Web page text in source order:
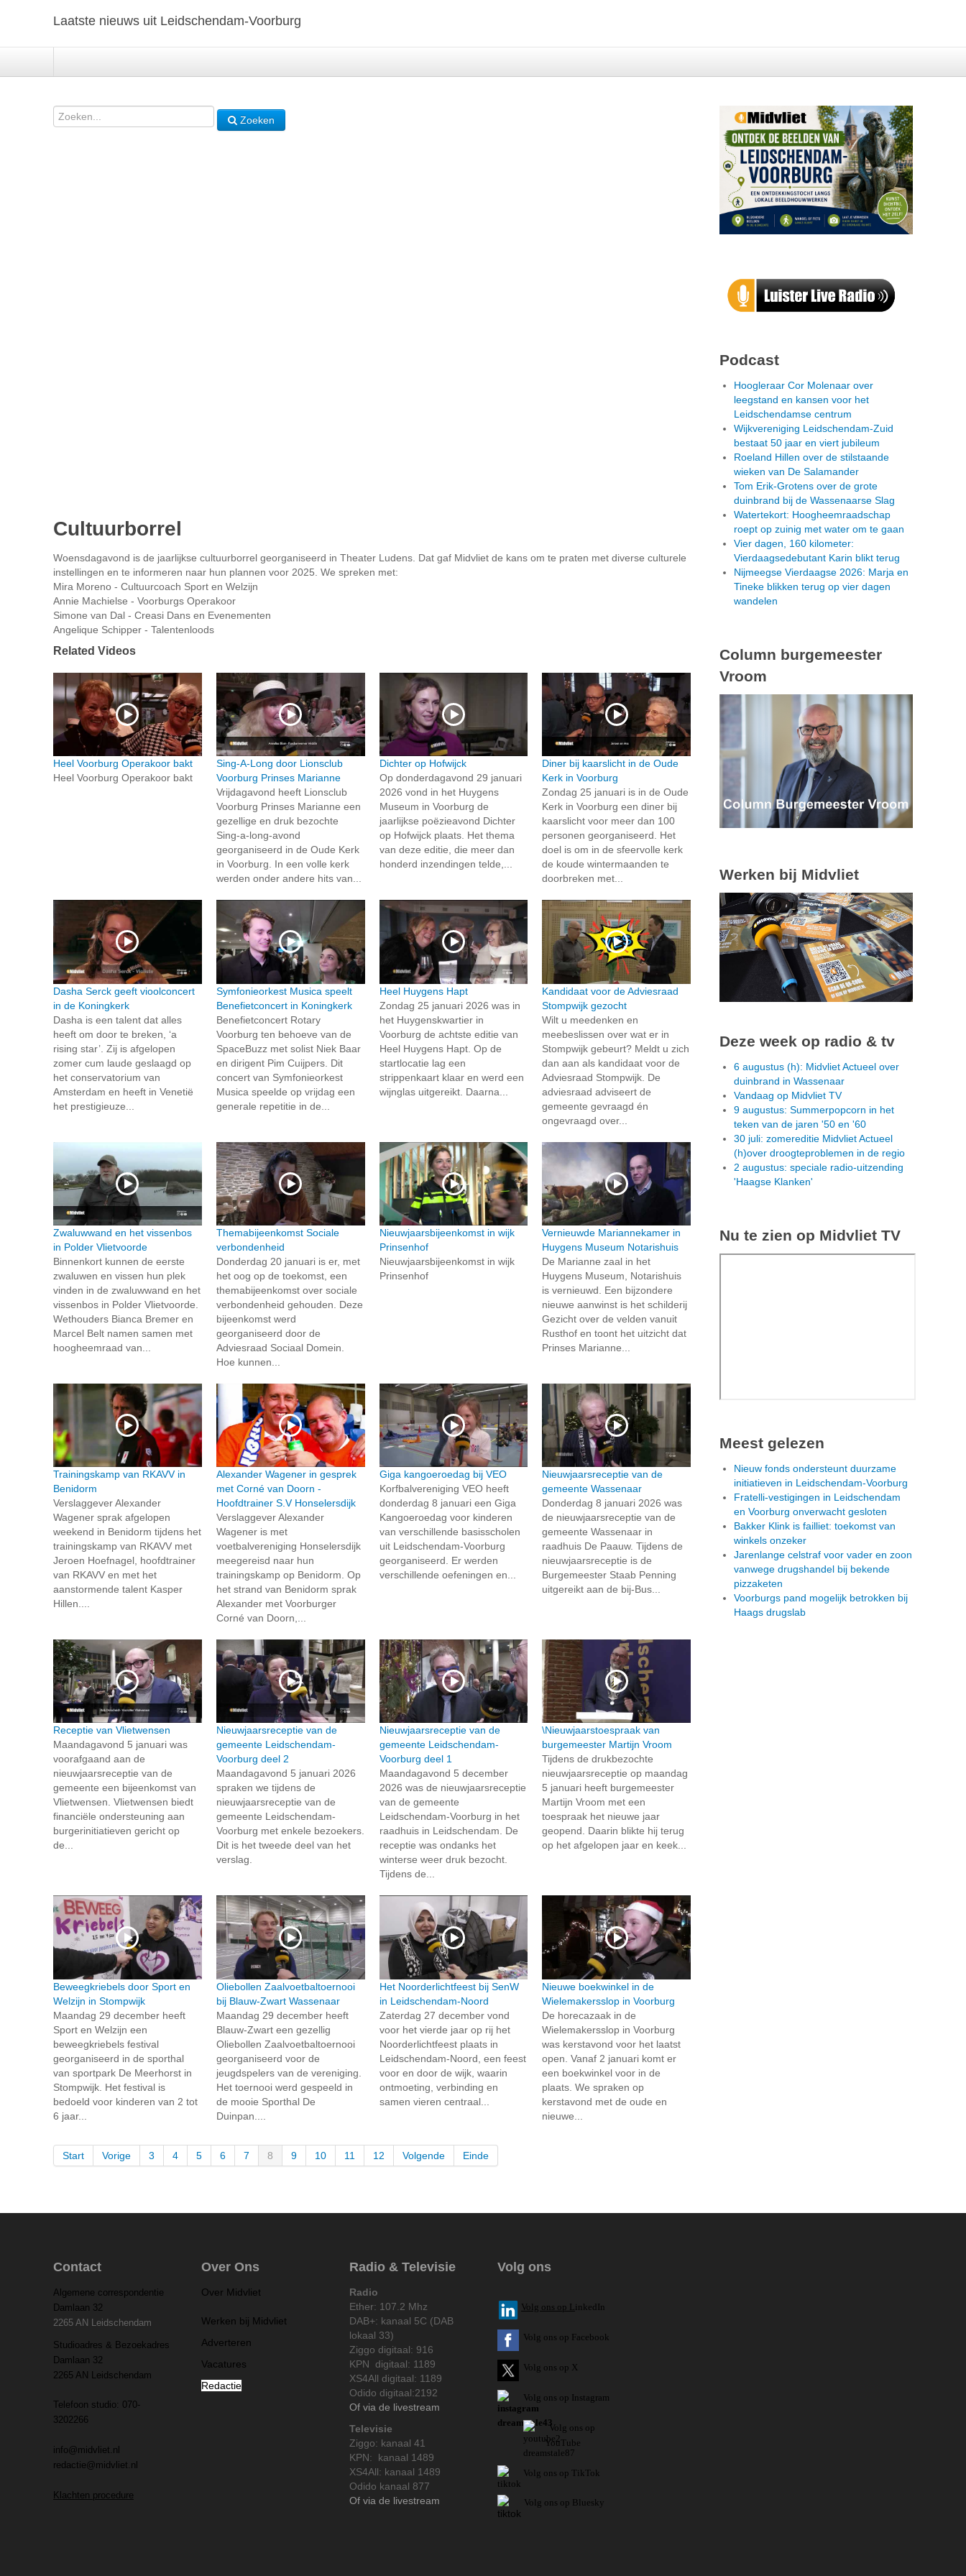
Laatste nieuws uit Leidschendam-Voorburg
Zoeken
Cultuurborrel
Woensdagavond is de jaarlijkse cultuurborrel georganiseerd in Theater Ludens. Dat gaf Midvliet de kans om te praten met diverse culturele
instellingen en te informeren naar hun plannen voor 2025. We spreken met:
Mira Moreno - Cultuurcoach Sport en Welzijn
Annie Machielse - Voorburgs Operakoor
Simone van Dal - Creasi Dans en Evenementen
Angelique Schipper - Talentenloods
Related Videos
Heel Voorburg Operakoor bakt
Heel Voorburg Operakoor bakt
Sing-A-Long door Lionsclub
Voorburg Prinses Marianne
Vrijdagavond heeft Lionsclub
Voorburg Prinses Marianne een
gezellige en druk bezochte
Sing-a-long-avond
georganiseerd in de Oude Kerk
in Voorburg. In een volle kerk
werden onder andere hits van...
Dichter op Hofwijck
Op donderdagavond 29 januari
2026 vond in het Huygens
Museum in Voorburg de
jaarlijkse poëzieavond Dichter
op Hofwijck plaats. Het thema
van deze editie, die meer dan
honderd inzendingen telde,...
Diner bij kaarslicht in de Oude
Kerk in Voorburg
Zondag 25 januari is in de Oude
Kerk in Voorburg een diner bij
kaarslicht voor meer dan 100
personen georganiseerd. Het
doel is om in de sfeervolle kerk
de koude wintermaanden te
doorbreken met...
Dasha Serck geeft vioolconcert
in de Koningkerk
Dasha is een talent dat alles
heeft om door te breken, ‘a
rising star’. Zij is afgelopen
zomer cum laude geslaagd op
het conservatorium van
Amsterdam en heeft in Venetië
het prestigieuze...
Symfonieorkest Musica speelt
Benefietconcert in Koningkerk
Benefietconcert Rotary
Voorburg ten behoeve van de
SpaceBuzz met solist Niek Baar
en dirigent Pim Cuijpers. Dit
concert van Symfonieorkest
Musica speelde op vrijdag een
generale repetitie in de...
Heel Huygens Hapt
Zondag 25 januari 2026 was in
het Huygenskwartier in
Voorburg de achtste editie van
Heel Huygens Hapt. Op de
startlocatie lag een
strippenkaart klaar en werd een
wijnglas uitgereikt. Daarna...
Kandidaat voor de Adviesraad
Stompwijk gezocht
Wilt u meedenken en
meebeslissen over wat er in
Stompwijk gebeurt? Meldt u zich
dan aan als kandidaat voor de
Adviesraad Stompwijk. De
adviesraad adviseert de
gemeente gevraagd én
ongevraagd over...
Zwaluwwand en het vissenbos
in Polder Vlietvoorde
Binnenkort kunnen de eerste
zwaluwen en vissen hun plek
vinden in de zwaluwwand en het
vissenbos in Polder Vlietvoorde.
Wethouders Bianca Bremer en
Marcel Belt namen samen met
hoogheemraad van...
Themabijeenkomst Sociale
verbondenheid
Donderdag 20 januari is er, met
het oog op de toekomst, een
themabijeenkomst over sociale
verbondenheid gehouden. Deze
bijeenkomst werd
georganiseerd door de
Adviesraad Sociaal Domein.
Hoe kunnen...
Nieuwjaarsbijeenkomst in wijk
Prinsenhof
Nieuwjaarsbijeenkomst in wijk
Prinsenhof
Vernieuwde Mariannekamer in
Huygens Museum Notarishuis
De Marianne zaal in het
Huygens Museum, Notarishuis
is vernieuwd. Een bijzondere
nieuwe aanwinst is het schilderij
Gezicht over de velden vanuit
Rusthof en toont het uitzicht dat
Prinses Marianne...
Trainingskamp van RKAVV in
Benidorm
Verslaggever Alexander
Wagener sprak afgelopen
weekend in Benidorm tijdens het
trainingskamp van RKAVV met
Jeroen Hoefnagel, hoofdtrainer
van RKAVV en met het
aanstormende talent Kasper
Hillen....
Alexander Wagener in gesprek
met Corné van Doorn -
Hoofdtrainer S.V Honselersdijk
Verslaggever Alexander
Wagener is met
voetbalvereniging Honselersdijk
meegereisd naar hun
trainingskamp op Benidorm. Op
het strand van Benidorm sprak
Alexander met Voorburger
Corné van Doorn,...
Giga kangoeroedag bij VEO
Korfbalvereniging VEO heeft
donderdag 8 januari een Giga
Kangoeroedag voor kinderen
van verschillende basisscholen
uit Leidschendam-Voorburg
georganiseerd. Er werden
verschillende oefeningen en...
Nieuwjaarsreceptie van de
gemeente Wassenaar
Donderdag 8 januari 2026 was
de nieuwjaarsreceptie van de
gemeente Wassenaar in
raadhuis De Paauw. Tijdens de
nieuwjaarsreceptie is de
Burgemeester Staab Penning
uitgereikt aan de bij-Bus...
Receptie van Vlietwensen
Maandagavond 5 januari was
voorafgaand aan de
nieuwjaarsreceptie van de
gemeente een bijeenkomst van
Vlietwensen. Vlietwensen biedt
financiële ondersteuning aan
burgerinitiatieven gericht op
de...
Nieuwjaarsreceptie van de
gemeente Leidschendam-
Voorburg deel 2
Maandagavond 5 januari 2026
spraken we tijdens de
nieuwjaarsreceptie van de
gemeente Leidschendam-
Voorburg met enkele bezoekers.
Dit is het tweede deel van het
verslag.
Nieuwjaarsreceptie van de
gemeente Leidschendam-
Voorburg deel 1
Maandagavond 5 december
2026 was de nieuwjaarsreceptie
van de gemeente
Leidschendam-Voorburg in het
raadhuis in Leidschendam. De
receptie was ondanks het
winterse weer druk bezocht.
Tijdens de...
\Nieuwjaarstoespraak van
burgemeester Martijn Vroom
Tijdens de drukbezochte
nieuwjaarsreceptie op maandag
5 januari heeft burgemeester
Martijn Vroom met een
toespraak het nieuwe jaar
geopend. Daarin blikte hij terug
op het afgelopen jaar en keek...
Beweegkriebels door Sport en
Welzijn in Stompwijk
Maandag 29 december heeft
Sport en Welzijn een
beweegkriebels festival
georganiseerd in de sporthal
van sportpark De Meerhorst in
Stompwijk. Het festival is
bedoeld voor kinderen van 2 tot
6 jaar...
Oliebollen Zaalvoetbaltoernooi
bij Blauw-Zwart Wassenaar
Maandag 29 december heeft
Blauw-Zwart een gezellig
Oliebollen Zaalvoetbaltoernooi
georganiseerd voor de
jeugdspelers van de vereniging.
Het toernooi werd gespeeld in
de mooie Sporthal De
Duinpan....
Het Noorderlichtfeest bij SenW
in Leidschendam-Noord
Zaterdag 27 december vond
voor het vierde jaar op rij het
Noorderlichtfeest plaats in
Leidschendam-Noord, een feest
voor en door de wijk, waarin
ontmoeting, verbinding en
samen vieren centraal...
Nieuwe boekwinkel in de
Wielemakersslop in Voorburg
De horecazaak in de
Wielemakersslop in Voorburg
was kerstavond voor het laatst
open. Vanaf 2 januari komt er
een boekwinkel voor in de
plaats. We spraken op
kerstavond met de oude en
nieuwe...
Start Vorige 3 4 5 6 7 8 9 10 11 12 Volgende Einde
Podcast
Hoogleraar Cor Molenaar over
leegstand en kansen voor het
Leidschendamse centrum
Wijkvereniging Leidschendam-Zuid
bestaat 50 jaar en viert jubileum
Roeland Hillen over de stilstaande
wieken van De Salamander
Tom Erik-Grotens over de grote
duinbrand bij de Wassenaarse Slag
Watertekort: Hoogheemraadschap
roept op zuinig met water om te gaan
Vier dagen, 160 kilometer:
Vierdaagsedebutant Karin blikt terug
Nijmeegse Vierdaagse 2026: Marja en
Tineke blikken terug op vier dagen
wandelen
Column burgemeester
Vroom
Werken bij Midvliet
Deze week op radio & tv
6 augustus (h): Midvliet Actueel over
duinbrand in Wassenaar
Vandaag op Midvliet TV
9 augustus: Summerpopcorn in het
teken van de jaren '50 en '60
30 juli: zomereditie Midvliet Actueel
(h)over droogteproblemen in de regio
2 augustus: speciale radio-uitzending
'Haagse Klanken'
Nu te zien op Midvliet TV
Meest gelezen
Nieuw fonds ondersteunt duurzame
initiatieven in Leidschendam-Voorburg
Fratelli-vestigingen in Leidschendam
en Voorburg onverwacht gesloten
Bakker Klink is failliet: toekomst van
winkels onzeker
Jarenlange celstraf voor vader en zoon
vanwege drugshandel bij bekende
pizzaketen
Voorburgs pand mogelijk betrokken bij
Haags drugslab
Contact
Algemene correspondentie
Damlaan 32
2265 AN Leidschendam
Studioadres & Bezoekadres
Damlaan 32
2265 AN Leidschendam
Telefoon studio: 070-
3202266
info@midvliet.nl
redactie@midvliet.nl
Klachten procedure
Over Ons
Over Midvliet
Werken bij Midvliet
Adverteren
Vacatures
Redactie
Radio & Televisie
Radio
Ether: 107.2 Mhz
DAB+: kanaal 5C (DAB
lokaal 33)
Ziggo digitaal: 916
KPN digitaal: 1189
XS4All digitaal: 1189
Odido digitaal:2192
Of via de livestream
Televisie
Ziggo: kanaal 41
KPN: kanaal 1489
XS4All: kanaal 1489
Odido kanaal 877
Of via de livestream
Volg ons
Volg ons op L inkedIn
Volg ons op Facebook
Volg ons op X
Volg ons op Instagram
Volg ons op
YouTube
Volg ons op TikTok
Volg ons op Bluesky